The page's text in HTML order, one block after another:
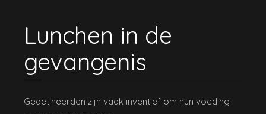
Lunchen in de
gevangenis
Gedetineerden zijn vaak inventief om hun voeding